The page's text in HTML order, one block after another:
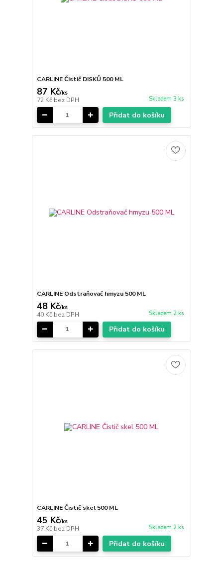
CARLINE Čistič DISKŮ 500 ML
87 Kč/ks
72 Kč bez DPH Skladem 3 ks
Přidat do košíku
CARLINE Odstraňovač hmyzu 500 ML
48 Kč/ks
40 Kč bez DPH Skladem 2 ks
Přidat do košíku
CARLINE Čistič skel 500 ML
45 Kč/ks
37 Kč bez DPH Skladem 2 ks
Přidat do košíku